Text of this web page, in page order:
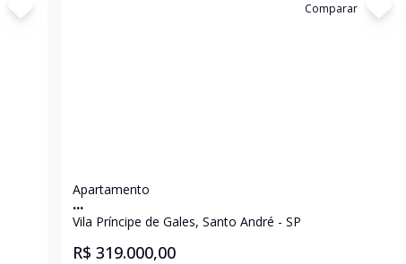
Comparar
Apartamento
...
Vila Príncipe de Gales, Santo André - SP
R$ 319.000,00